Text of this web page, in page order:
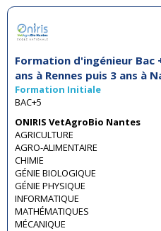
Formation d'ingénieur Bac
ans à Rennes puis 3 ans à
Formation Initiale
BAC+5
ONIRIS VetAgroBio Nantes
AGRICULTURE
AGRO-ALIMENTAIRE
CHIMIE
GÉNIE BIOLOGIQUE
GÉNIE PHYSIQUE
INFORMATIQUE
MATHÉMATIQUES
MÉCANIQUE